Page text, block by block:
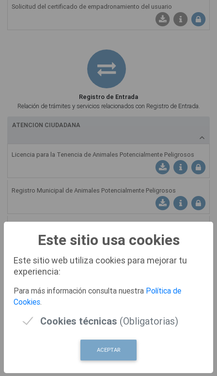
Solicitud del certificado de empadronamiento del usuario
Registro de Entrada
Relación de trámites y servicios relacionados con Registro de Entrada.
ATENCION CIUDADANA
Licencia para la Tenencia de Animales Potencialmente Peligrosos
Descargar Instancia:
Ficha
Registro Municipal de Animales Potencialmente Peligrosos
Descargar Instancia:
Ficha
Descargar Instancia:
Solicitud de Inscripción en el Registro Municipal de Uniones de
Hecho
Este sitio usa cookies
Este sitio web utiliza cookies para mejorar tu
experiencia:
Para más información consulta nuestra Política de
Cookies.
Cookies técnicas (Obligatorias)
ACEPTAR